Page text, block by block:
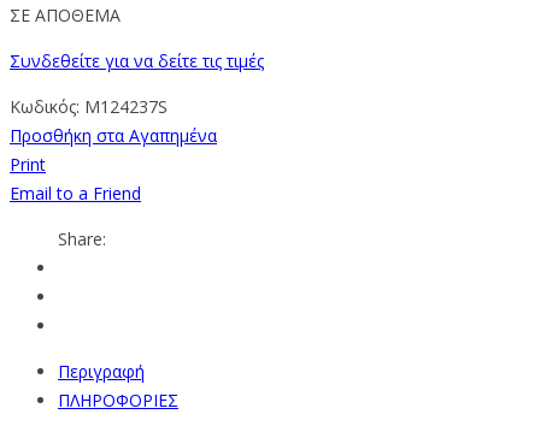
ΣΕ ΑΠΟΘΕΜΑ
Συνδεθείτε για να δείτε τις τιμές
Κωδικός: M124237S
Προσθήκη στα Αγαπημένα
Print
Email to a Friend
Share:
Περιγραφή
ΠΛΗΡΟΦΟΡΙΕΣ